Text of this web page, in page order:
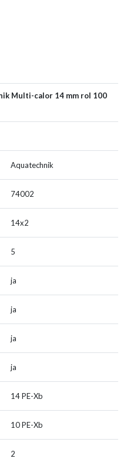
Multi-calor 14 mm rol 100
Aquatechnik
74002
14x2
5
ja
ja
ja
ja
14 PE-Xb
10 PE-Xb
2